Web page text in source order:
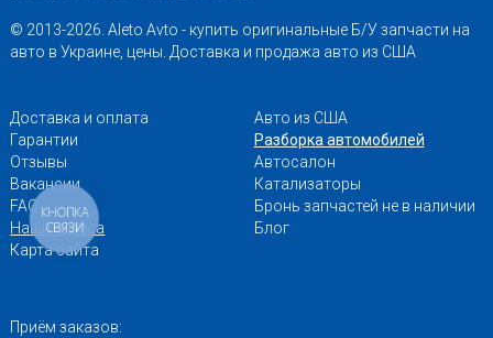
© 2013-2026. Aleto Avto - купить оригинальные Б/У запчасти на
авто в Украине, цены. Доставка и продажа авто из США
Доставка и оплата
Гарантии
Отзывы
Вакансии
FAQ
Наши адреса
Карта сайта
Авто из США
Разборка автомобилей
Автосалон
Катализаторы
Бронь запчастей не в наличии
Блог
Приём заказов:
КНОПКА
СВЯЗИ